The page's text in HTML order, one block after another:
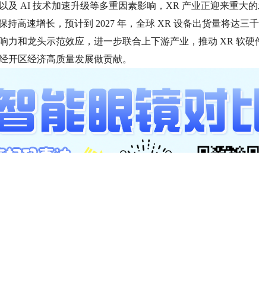
及 AI 技术加速升级等多重因素影响，XR 产业正迎来重大
持高速增长，预计到 2027 年，全球 XR 设备出货量将达三
力和龙头示范效应，进一步联合上下游产业，推动 XR 软
开区经济高质量发展做贡献。